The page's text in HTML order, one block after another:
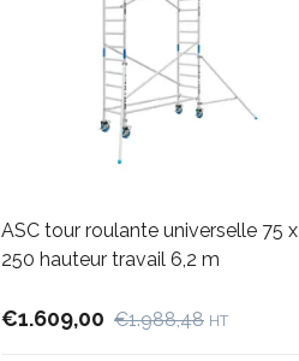
ASC tour roulante universelle 75 x
250 hauteur travail 6,2 m
€1.609,00 €1.988,48 HT